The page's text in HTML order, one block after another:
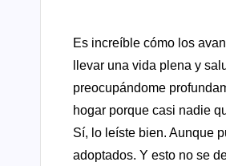
Es increíble cómo los
llevar una vida plena y
preocupándome
hogar porque casi nadie
Sí, lo leíste bien. Aunque
adoptados. Y esto no se